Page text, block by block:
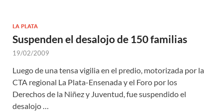
LA PLATA
Suspenden el desalojo de 150 familias
19/02/2009
Luego de una tensa vigilia en el predio, motorizada por la
CTA regional La Plata-Ensenada y el Foro por los
Derechos de la Niñez y Juventud, fue suspendido el
desalojo …